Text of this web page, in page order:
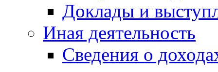
Доклады и
Иная деятельность
Сведения о